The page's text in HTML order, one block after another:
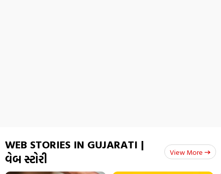
WEB STORIES IN GUJARATI |
વેબ સ્ટોરી
View More